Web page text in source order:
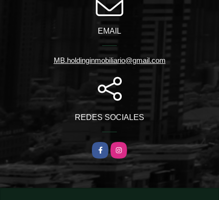
EMAIL
MB.holdinginmobiliario@gmail.com
REDES SOCIALES
FacebookInstagram